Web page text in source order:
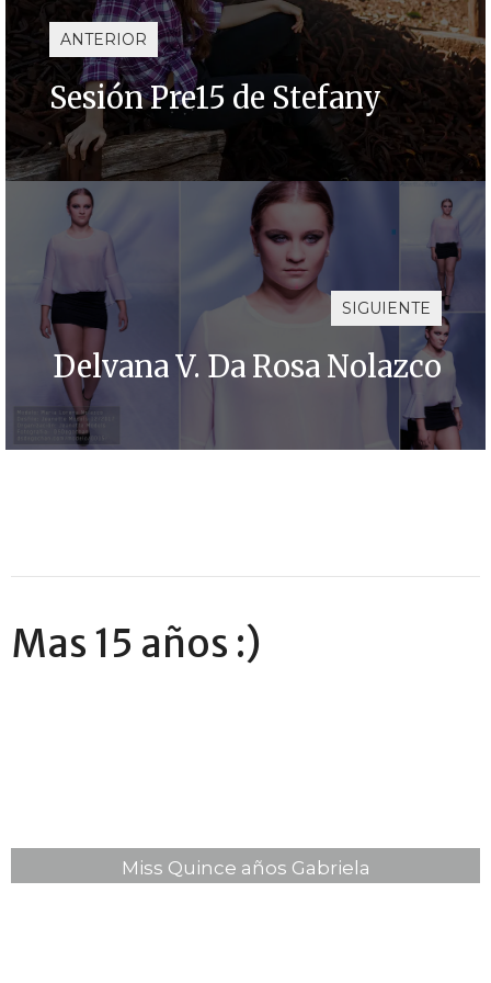
ANTERIOR
Sesión Pre15 de Stefany
SIGUIENTE
Delvana V. Da Rosa Nolazco
Mas 15 años :)
Miss Quince años Gabriela